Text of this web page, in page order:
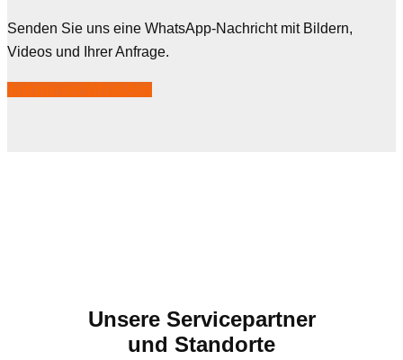
Senden Sie uns eine WhatsApp-Nachricht mit Bildern,
Videos und Ihrer Anfrage.
Anfrage per WhatsApp
Unsere Servicepartner
und Standorte